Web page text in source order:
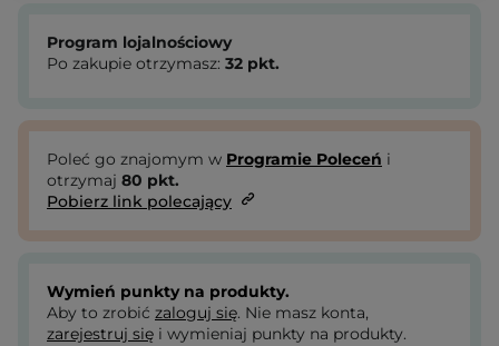
Program lojalnościowy
Po zakupie otrzymasz: 32 pkt.
Poleć go znajomym w Programie Poleceń i
otrzymaj 80 pkt.
Pobierz link polecający
Wymień punkty na produkty.
Aby to zrobić zaloguj się. Nie masz konta,
zarejestruj się i wymieniaj punkty na produkty.